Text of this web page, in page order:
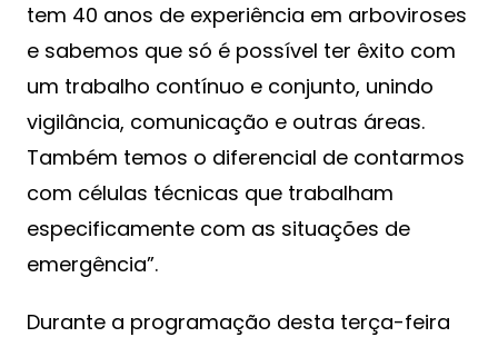
tem 40 anos de experiência em arboviroses
e sabemos que só é possível ter êxito com
um trabalho contínuo e conjunto, unindo
vigilância, comunicação e outras áreas.
Também temos o diferencial de contarmos
com células técnicas que trabalham
especificamente com as situações de
emergência”.
Durante a programação desta terça-feira